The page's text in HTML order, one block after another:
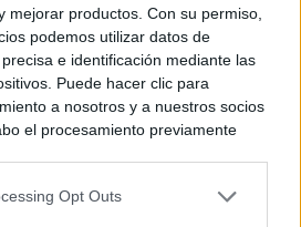
mejorar productos. Con su permiso,
podemos utilizar datos de
e identificación mediante las
Puede hacer clic para
a nosotros y a nuestros socios
el procesamiento previamente
Tenga en cuenta que algún
Opt Outs